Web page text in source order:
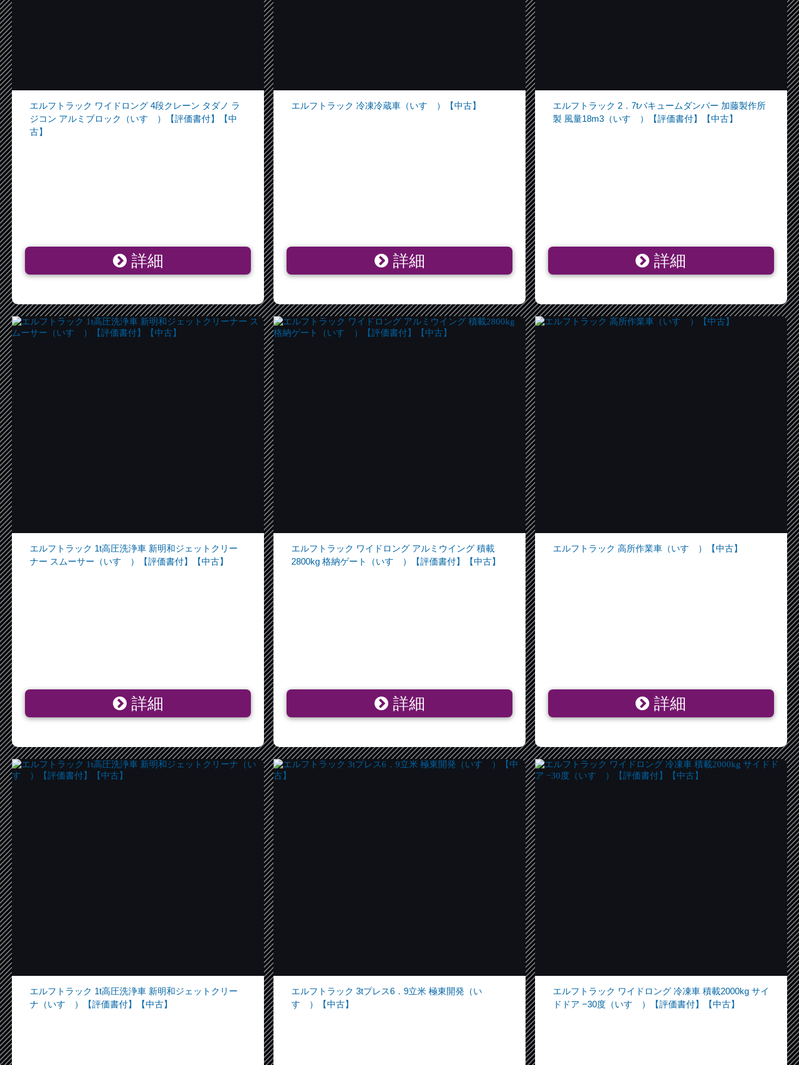
エルフトラック ワイドロング 4段クレーン タダノ ラ
ジコン アルミブロック（いすゞ）【評価書付】【中
古】
詳細
エルフトラック 冷凍冷蔵車（いすゞ）【中古】
詳細
エルフトラック 2．7tバキュームダンパー 加藤製作所
製 風量18m3（いすゞ）【評価書付】【中古】
詳細
エルフトラック 1t高圧洗浄車 新明和ジェットクリー
ナー スムーサー（いすゞ）【評価書付】【中古】
詳細
エルフトラック ワイドロング アルミウイング 積載
2800kg 格納ゲート（いすゞ）【評価書付】【中古】
詳細
エルフトラック 高所作業車（いすゞ）【中古】
詳細
エルフトラック 1t高圧洗浄車 新明和ジェットクリー
ナ（いすゞ）【評価書付】【中古】
エルフトラック 3tプレス6．9立米 極東開発（い
すゞ）【中古】
エルフトラック ワイドロング 冷凍車 積載2000kg サイ
ドドア −30度（いすゞ）【評価書付】【中古】